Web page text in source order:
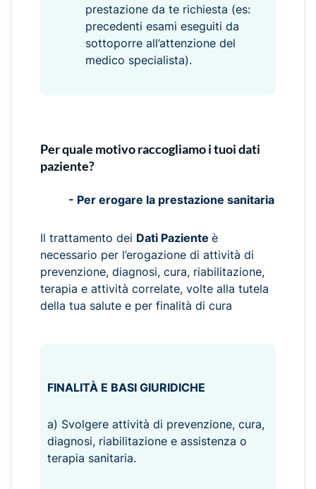
prestazione da te richiesta (es:
precedenti esami eseguiti da
sottoporre all’attenzione del
medico specialista).
Per quale motivo raccogliamo i tuoi dati
paziente?
- Per erogare la prestazione sanitaria
Il trattamento dei Dati Paziente è
necessario per l’erogazione di attività di
prevenzione, diagnosi, cura, riabilitazione,
terapia e attività correlate, volte alla tutela
della tua salute e per finalità di cura
FINALITÀ E BASI GIURIDICHE
a) Svolgere attività di prevenzione, cura,
diagnosi, riabilitazione e assistenza o
terapia sanitaria.